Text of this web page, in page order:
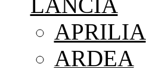
APRILIA
ARDEA